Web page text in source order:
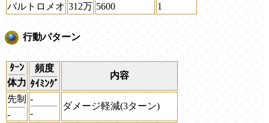
バルトロメオ 312万 5600 1
行動パターン
ﾀｰﾝ
体力
頻度
ﾀｲﾐﾝｸﾞ
内容
先制
-
-
-
ダメージ軽減(3ターン)